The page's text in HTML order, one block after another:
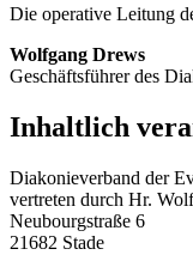
Die operative Leitung
Wolfgang Drews
Geschäftsführer des
Inhaltlich
Diakonieverband der
vertreten durch Hr.
Neubourgstraße 6
21682 Stade